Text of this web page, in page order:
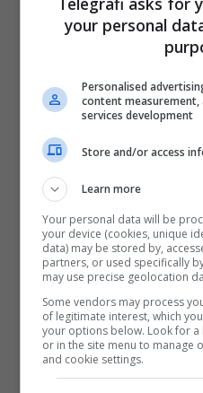
your personal
Personalised
content measurement,
services development
Store and/or access
Learn more
Your personal data will be
your device (cookies, unique
data) may be stored by,
partners, or used specifically
may use precise geolocation
Some vendors may process
of legitimate interest, which
your options below. Look for
or in the site menu to manage
and cookie settings.